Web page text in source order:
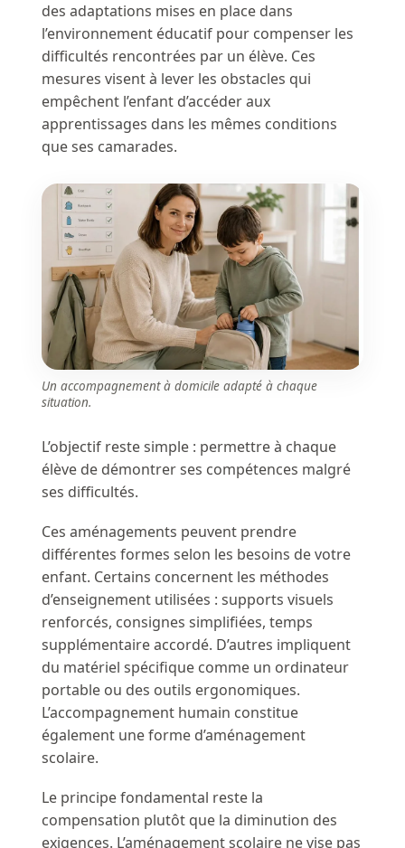
des adaptations mises en place dans
l’environnement éducatif pour compenser les
difficultés rencontrées par un élève. Ces
mesures visent à lever les obstacles qui
empêchent l’enfant d’accéder aux
apprentissages dans les mêmes conditions
que ses camarades.
Un accompagnement à domicile adapté à chaque
situation.
L’objectif reste simple : permettre à chaque
élève de démontrer ses compétences malgré
ses difficultés.
Ces aménagements peuvent prendre
différentes formes selon les besoins de votre
enfant. Certains concernent les méthodes
d’enseignement utilisées : supports visuels
renforcés, consignes simplifiées, temps
supplémentaire accordé. D’autres impliquent
du matériel spécifique comme un ordinateur
portable ou des outils ergonomiques.
L’accompagnement humain constitue
également une forme d’aménagement
scolaire.
Le principe fondamental reste la
compensation plutôt que la diminution des
exigences. L’aménagement scolaire ne vise pas